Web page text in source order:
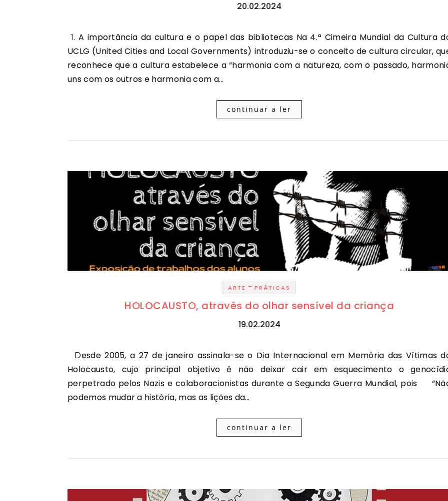
20.02.2024
1. A importância da cultura e o papel das bibliotecas Na 4.ª Cimeira Mundial da Cultura da
UCLG (United Cities and Local Governments) introduziu-se o conceito de cultura circular,
reconhece que a cultura estabelece a “harmonia com a natureza, com o passado,
uns com os outros e harmonia com a…
continuar a ler
ARTE - PRÁTICAS
HOLOCAUSTO, através do olhar sensível da criança
19.02.2024
Desde 2005, a 27 de janeiro assinala-se o Dia Internacional em Memória das Vítimas do
Holocausto, cujo principal objetivo é não deixar cair em esquecimento o
perpetrado pelos Nazis e colaboracionistas durante a Segunda Guerra Mundial, pois
podemos mudar a história, mas as lições da…
continuar a ler